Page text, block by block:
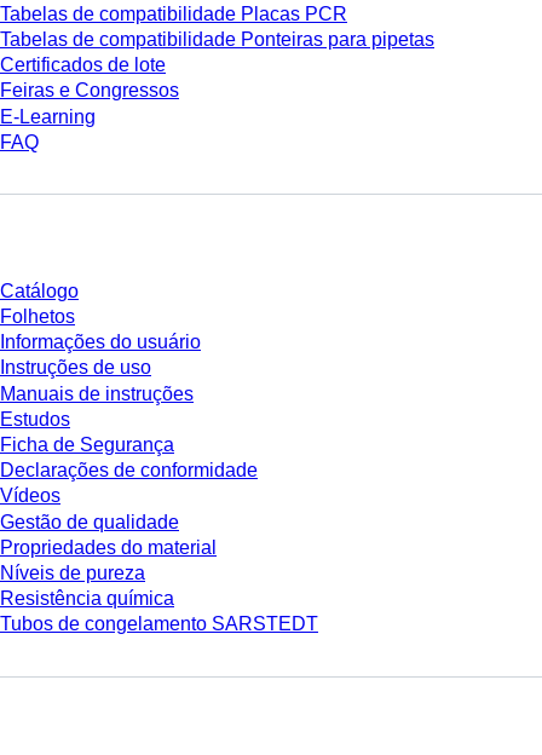
Tabelas de compatibilidade Placas PCR
Tabelas de compatibilidade Ponteiras para pipetas
Certificados de lote
Feiras e Congressos
E-Learning
FAQ
Catálogo
Folhetos
Informações do usuário
Instruções de uso
Manuais de instruções
Estudos
Ficha de Segurança
Declarações de conformidade
Vídeos
Gestão de qualidade
Propriedades do material
Níveis de pureza
Resistência química
Tubos de congelamento SARSTEDT